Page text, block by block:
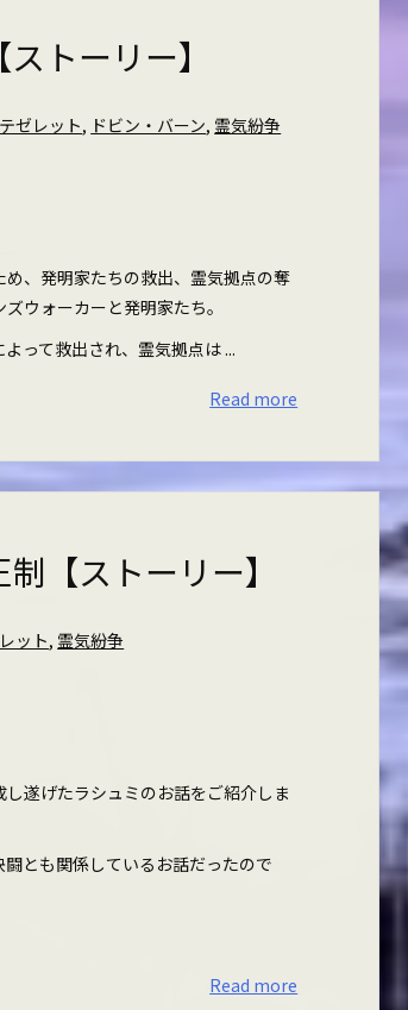
トーリー】
テゼレット, ドビン・バーン, 霊気紛争
、発明家たちの救出、霊気拠点の奪
ウォーカーと発明家たち。
って救出され、霊気拠点は ...
Read more
【ストーリー】
ット, 霊気紛争
遂げたラシュミのお話をご紹介しま
とも関係しているお話だったので
Read more